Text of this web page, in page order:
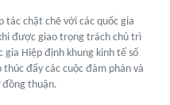
tác chặt chẽ với các quốc gia
được giao trọng trách chủ trì
gia Hiệp định khung kinh tế số
thúc đẩy các cuộc đàm phán và
đồng thuận.